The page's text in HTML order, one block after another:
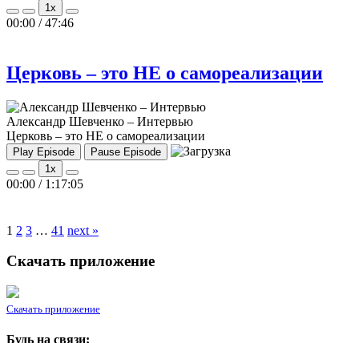
1x
00:00 / 47:46
Церковь – это НЕ о самореализации
Александр Шевченко – Интервью
Церковь – это НЕ о самореализации
Play Episode
Pause Episode
1x
00:00 / 1:17:05
1 2 3 … 41 next »
Скачать приложение
Скачать приложение
Будь на связи: